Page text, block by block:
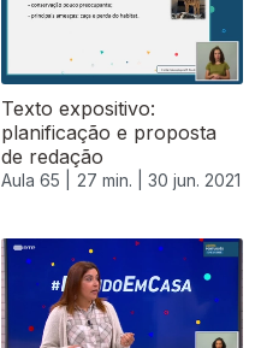
Texto expositivo:
planificação e proposta
de redação
Aula 65 | 27 min. | 30 jun. 2021